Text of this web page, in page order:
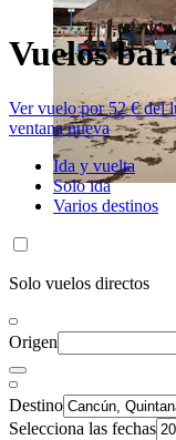
Vuelos
Ver vuelo por 52 € del
ventana nueva
Ida y vuelta
Solo ida
Varios destinos
Solo vuelos directos
Origen
Destino
Selecciona las fechas